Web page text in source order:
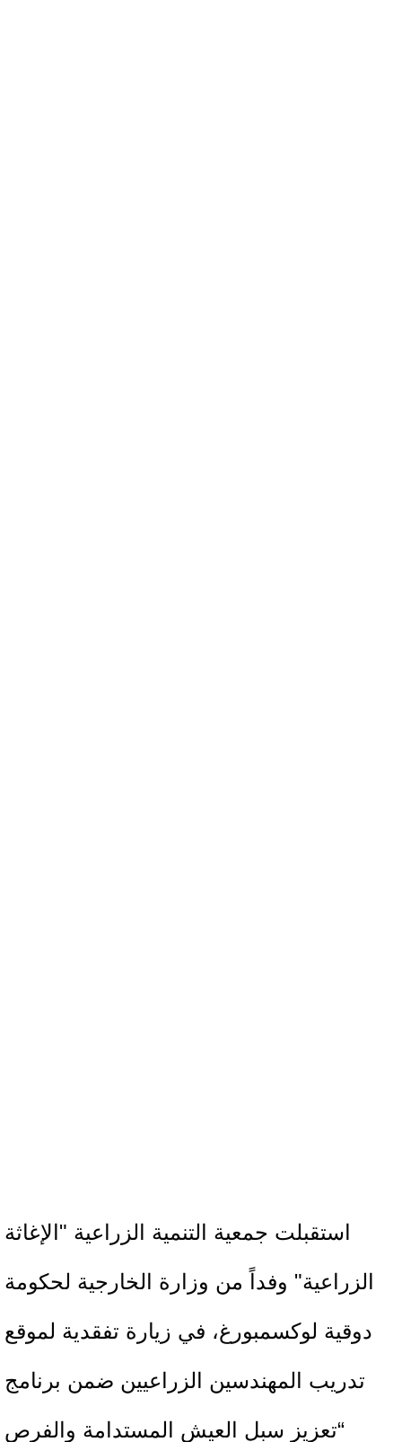
استقبلت جمعية التنمية الزراعية "الإغاثة
الزراعية" وفداً من وزارة الخارجية لحكومة
دوقية لوكسمبورغ، في زيارة تفقدية لموقع
تدريب المهندسين الزراعيين ضمن برنامج
“تعزيز سبل العيش المستدامة والفرص